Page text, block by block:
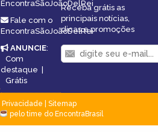
EncontraSãoJoãoDelRei
Fale com o
EncontraSãoJoãoDelRei
ANUNCIE:
Com
destaque
Grátis
Receba grátis as
principais notícias,
dicas e promoções
Privacidade
Sitemap
pelo time do EncontraBrasil